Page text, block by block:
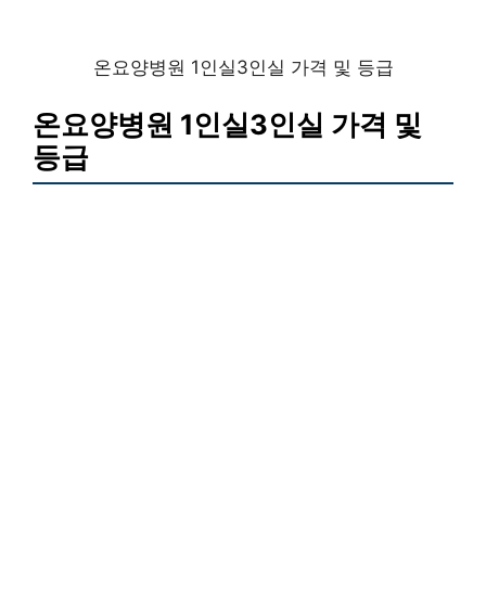
온요양병원 1인실3인실 가격 및 등급
온요양병원 1인실3인실 가격 및
등급